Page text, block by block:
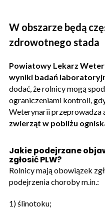
W obszarze będą
zdrowotnego stada
Powiatowy Lekarz
wyniki badań
dodać, że rolnicy mogą
ograniczeniami kontroli,
Weterynarii przeprowadza
zwierząt w pobliżu
Jakie podejrzane
zgłosić PLW?
Rolnicy mają obowiązek
podejrzenia choroby m.in.:
1) ślinotoku;